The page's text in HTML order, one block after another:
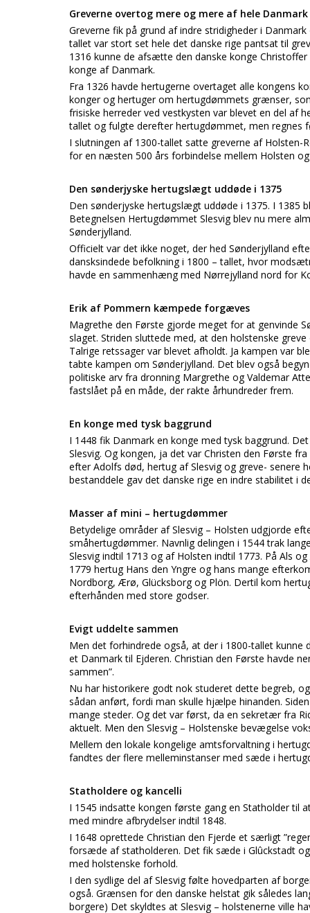
Greverne overtog mere og mere af hele Danmark
Greverne fik på grund af indre stridigheder i
tallet var stort set hele det danske rige pantsat til
1316 kunne de afsætte den danske konge
konge af Danmark.
Fra 1326 havde hertugerne overtaget alle kongens
konger og hertuger om hertugdømmets grænser,
frisiske herreder ved vestkysten var blevet en del af
tallet og fulgte derefter hertugdømmet, men regnes
I slutningen af 1300-tallet satte greverne af Holsten-
for en næsten 500 års forbindelse mellem Holsten
Den sønderjyske hertugslægt uddøde i 1375
Den sønderjyske hertugslægt uddøde i 1375. I 1385
Betegnelsen Hertugdømmet Slesvig blev nu mere
Sønderjylland.
Officielt var det ikke noget, der hed Sønderjylland
dansksindede befolkning i 1800 – tallet, hvor
havde en sammenhæng med Nørrejylland nord for
Erik af Pommern kæmpede forgæves
Magrethe den Første gjorde meget for at genvinde
slaget. Striden sluttede med, at den holstenske
Talrige retssager var blevet afholdt. Ja kampen var
tabte kampen om Sønderjylland. Det blev også
politiske arv fra dronning Margrethe og Valdemar
fastslået på en måde, der rakte århundreder frem.
En konge med tysk baggrund
I 1448 fik Danmark en konge med tysk baggrund.
Slesvig. Og kongen, ja det var Christen den Første
efter Adolfs død, hertug af Slesvig og greve- senere
bestanddele gav det danske rige en indre stabilitet i
Masser af mini – hertugdømmer
Betydelige områder af Slesvig – Holsten udgjorde
småhertugdømmer. Navnlig delingen i 1544 trak
Slesvig indtil 1713 og af Holsten indtil 1773. På Als
1779 hertug Hans den Yngre og hans mange
Nordborg, Ærø, Glücksborg og Plön. Dertil kom
efterhånden med store godser.
Evigt uddelte sammen
Men det forhindrede også, at der i 1800-tallet kunne
et Danmark til Ejderen. Christian den Første havde
sammen”.
Nu har historikere godt nok studeret dette begreb,
sådan anført, fordi man skulle hjælpe hinanden.
mange steder. Og det var først, da en sekretær fra
aktuelt. Men den Slesvig – Holstenske bevægelse
Mellem den lokale kongelige amtsforvaltning i
fandtes der flere melleminstanser med sæde i
Statholdere og kancelli
I 1545 indsatte kongen første gang en Statholder til
med mindre afbrydelser indtil 1848.
I 1648 oprettede Christian den Fjerde et særligt
forsæde af statholderen. Det fik sæde i Glûckstadt
med holstenske forhold.
I den sydlige del af Slesvig følte hovedparten af
også. Grænsen for den danske helstat gik således
borgere) Det skyldtes at Slesvig – holstenerne ville